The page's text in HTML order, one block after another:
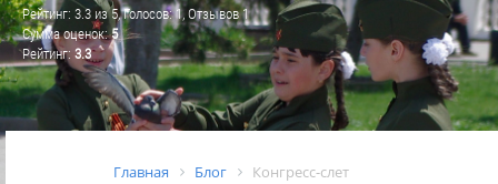
Рейтинг: 3.3 из5, Голосов:1, Отзывов1
Сумма оценок:5
Рейтинг: 3.3
Главная Блог Конгресс-слет